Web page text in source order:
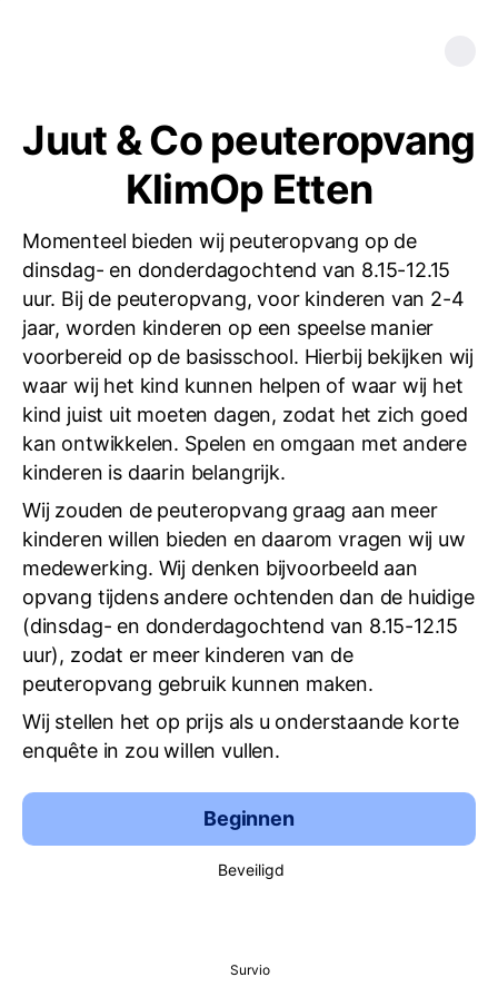
Juut & Co peuteropvang
KlimOp Etten
Momenteel bieden wij peuteropvang op de
dinsdag- en donderdagochtend van 8.15-12.15
uur. Bij de peuteropvang, voor kinderen van 2-4
jaar, worden kinderen op een speelse manier
voorbereid op de basisschool. Hierbij bekijken wij
waar wij het kind kunnen helpen of waar wij het
kind juist uit moeten dagen, zodat het zich goed
kan ontwikkelen. Spelen en omgaan met andere
kinderen is daarin belangrijk.
Wij zouden de peuteropvang graag aan meer
kinderen willen bieden en daarom vragen wij uw
medewerking. Wij denken bijvoorbeeld aan
opvang tijdens andere ochtenden dan de huidige
(dinsdag- en donderdagochtend van 8.15-12.15
uur), zodat er meer kinderen van de
peuteropvang gebruik kunnen maken.
Wij stellen het op prijs als u onderstaande korte
enquête in zou willen vullen.
Beginnen
Beveiligd
Survio